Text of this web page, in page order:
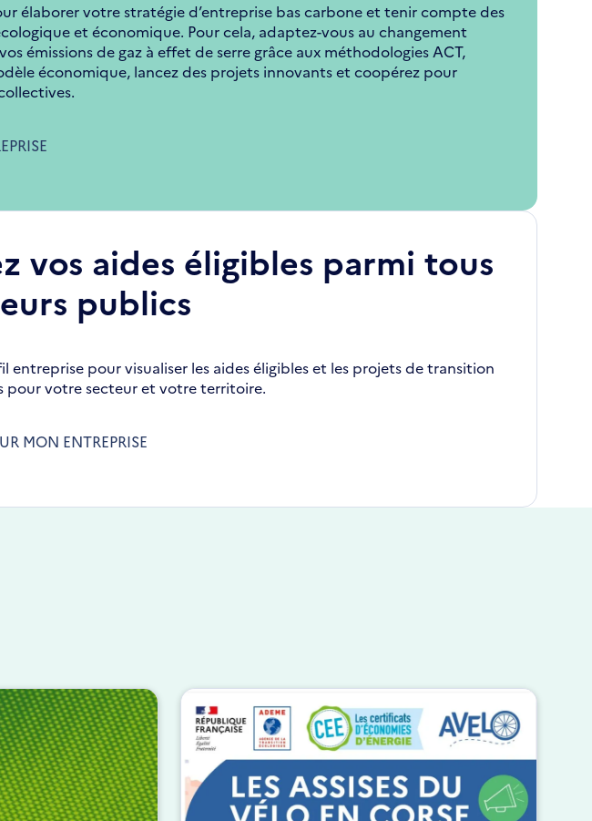
élaborer votre stratégie d’entreprise bas carbone et tenir compte des
et économique. Pour cela, adaptez-vous au changement
émissions de gaz à effet de serre grâce aux méthodologies ACT,
économique, lancez des projets innovants et coopérez pour
vos aides éligibles parmi tous
publics
entreprise pour visualiser les aides éligibles et les projets de transition
pour votre secteur et votre territoire.
MON ENTREPRISE